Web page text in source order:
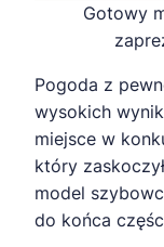
Gotowy
Pogoda z
wysokich
miejsce w
który
model
do końca